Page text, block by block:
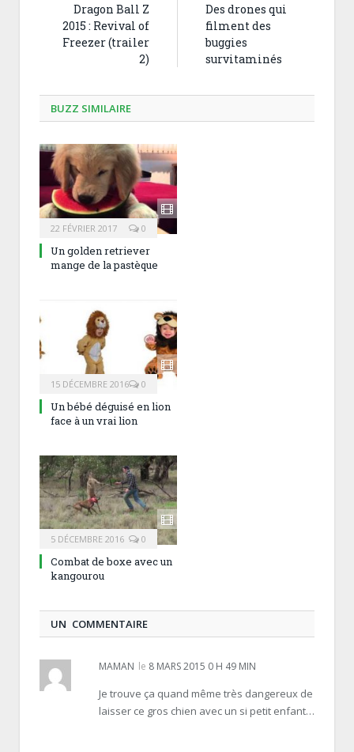
Dragon Ball Z
2015 : Revival of
Freezer (trailer
2)
Des drones qui
filment des
buggies
survitaminés
BUZZ SIMILAIRE
22 FÉVRIER 2017 0
Un golden retriever
mange de la pastèque
15 DÉCEMBRE 2016 0
Un bébé déguisé en lion
face à un vrai lion
5 DÉCEMBRE 2016 0
Combat de boxe avec un
kangourou
UN COMMENTAIRE
MAMAN le 8 MARS 2015 0 H 49 MIN
Je trouve ça quand même très dangereux de
laisser ce gros chien avec un si petit enfant…